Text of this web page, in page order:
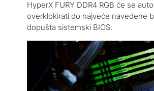
HyperX FURY DDR4 RGB će se
overklokirati do najveće navedene
dopušta sistemski BIOS.